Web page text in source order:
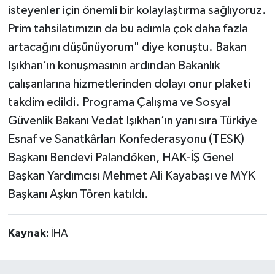
isteyenler için önemli bir kolaylaştırma sağlıyoruz.
Prim tahsilatımızın da bu adımla çok daha fazla
artacağını düşünüyorum" diye konuştu. Bakan
Işıkhan’ın konuşmasının ardından Bakanlık
çalışanlarına hizmetlerinden dolayı onur plaketi
takdim edildi. Programa Çalışma ve Sosyal
Güvenlik Bakanı Vedat Işıkhan’ın yanı sıra Türkiye
Esnaf ve Sanatkârları Konfederasyonu (TESK)
Başkanı Bendevi Palandöken, HAK-İŞ Genel
Başkan Yardımcısı Mehmet Ali Kayabaşı ve MYK
Başkanı Aşkın Tören katıldı.
Kaynak: İHA